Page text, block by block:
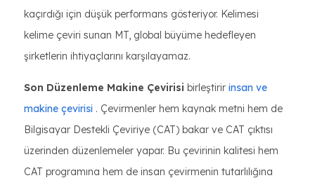
kaçırdığı için düşük performans gösteriyor. Kelimesi
kelime çeviri sunan MT, global büyüme hedefleyen
şirketlerin ihtiyaçlarını karşılayamaz.
Son Düzenleme Makine Çevirisi birleştirir insan ve
makine çevirisi . Çevirmenler hem kaynak metni hem de
Bilgisayar Destekli Çeviriye (CAT) bakar ve CAT çıktısı
üzerinden düzenlemeler yapar. Bu çevirinin kalitesi hem
CAT programına hem de insan çevirmenin tutarlılığına